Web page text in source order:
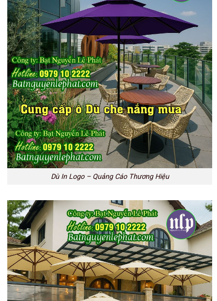
Dù In Logo – Quảng Cáo Thương Hiệu